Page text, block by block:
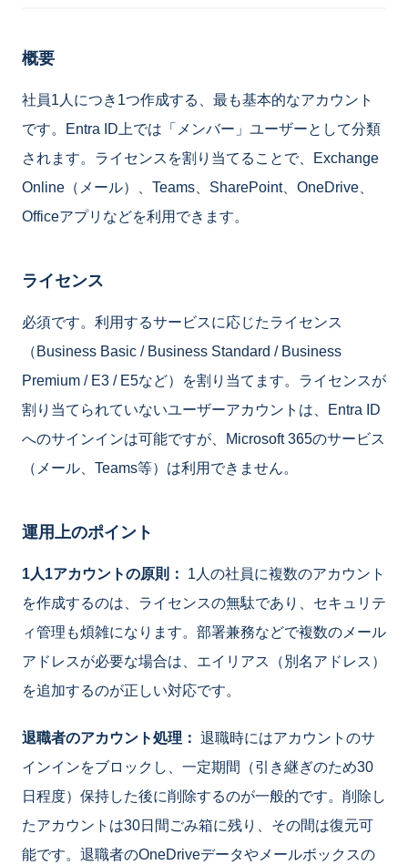
概要
社員1人につき1つ作成する、最も基本的なアカウント
です。Entra ID上では「メンバー」ユーザーとして分類
されます。ライセンスを割り当てることで、Exchange
Online（メール）、Teams、SharePoint、OneDrive、
Officeアプリなどを利用できます。
ライセンス
必須です。利用するサービスに応じたライセンス
（Business Basic / Business Standard / Business
Premium / E3 / E5など）を割り当てます。ライセンスが
割り当てられていないユーザーアカウントは、Entra ID
へのサインインは可能ですが、Microsoft 365のサービス
（メール、Teams等）は利用できません。
運用上のポイント
1人1アカウントの原則：
1人の社員に複数のアカウント
を作成するのは、ライセンスの無駄であり、セキュリテ
ィ管理も煩雑になります。部署兼務などで複数のメール
アドレスが必要な場合は、エイリアス（別名アドレス）
を追加するのが正しい対応です。
退職者のアカウント処理： 退職時にはアカウントのサ
インインをブロックし、一定期間（引き継ぎのため30
日程度）保持した後に削除するのが一般的です。削除し
たアカウントは30日間ごみ箱に残り、その間は復元可
能です。退職者のOneDriveデータやメールボックスの